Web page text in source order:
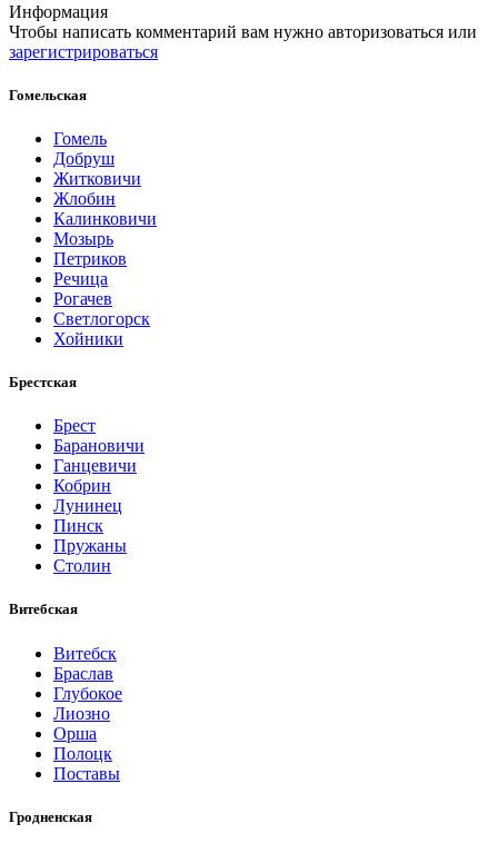
Информация
Чтобы написать комментарий вам нужно авторизоваться или
зарегистрироваться
Гомельская
Гомель
Добруш
Житковичи
Жлобин
Калинковичи
Мозырь
Петриков
Речица
Рогачев
Светлогорск
Хойники
Брестская
Брест
Барановичи
Ганцевичи
Кобрин
Лунинец
Пинск
Пружаны
Столин
Витебская
Витебск
Браслав
Глубокое
Лиозно
Орша
Полоцк
Поставы
Гродненская